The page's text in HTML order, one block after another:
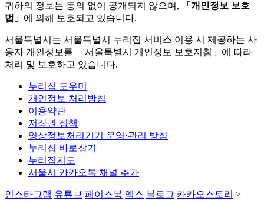
귀하의 정보는 동의 없이 공개되지 않으며,
「개인정보 보호
법」 에 의해 보호되고 있습니다.
서울특별시는 서울특별시 누리집 서비스 이용 시 제공하는 사
용자 개인정보를 「서울특별시 개인정보 보호지침」에 따라
처리 및 보호하고 있습니다.
누리집 도우미
개인정보 처리방침
이용약관
저작권 정책
영상정보처리기기 운영·관리 방침
누리집 바로잡기
누리집지도
서울시 카카오톡 채널 추가
인스타그램 유튜브 페이스북 엑스 블로그 카카오스토리 >